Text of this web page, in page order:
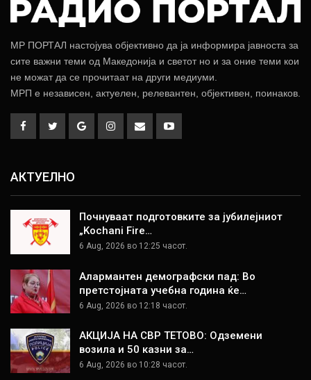
МР ПОРТАЛ настојува објективно да ја информира јавноста за
сите важни теми од Македонија и светот но и за оние теми кои
не можат да се прочитаат на други медиуми.
МРП е независен, актуелен, релевантен, објективен, поинаков.
АКТУЕЛНО
Почнуваат подготовките за јубилејниот
„Kochani Fire…
6 Aug, 2026 во 12:25 часот.
Алармантен демографски пад: Во
претстојната учебна година ќе…
6 Aug, 2026 во 12:18 часот.
АКЦИЈА НА СВР ТЕТОВО: Одземени
возила и 50 казни за…
6 Aug, 2026 во 10:28 часот.